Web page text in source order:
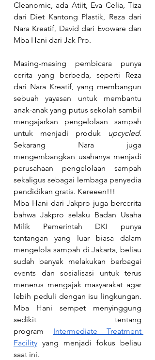
Cleanomic, ada Atiit, Eva Celia, Tiza
dari Diet Kantong Plastik, Reza dari
Nara Kreatif, David dari Evoware dan
Mba Hani dari Jak Pro.
Masing-masing pembicara punya
cerita yang berbeda, seperti Reza
dari Nara Kreatif, yang membangun
sebuah yayasan untuk membantu
anak-anak yang putus sekolah sambil
mengajarkan pengelolaan sampah
untuk menjadi produk upcycled.
Sekarang Nara juga
mengembangkan usahanya menjadi
perusahaan pengelolaan sampah
sekaligus sebagai lembaga penyedia
pendidikan gratis. Kereeen!!!
Mba Hani dari Jakpro juga bercerita
bahwa Jakpro selaku Badan Usaha
Milik Pemerintah DKI punya
tantangan yang luar biasa dalam
mengelola sampah di Jakarta, beliau
sudah banyak melakukan berbagai
events dan sosialisasi untuk terus
menerus mengajak masyarakat agar
lebih peduli dengan isu lingkungan.
Mba Hani sempet menyinggung
sedikit tentang
program
Intermediate Treatment
Facility yang menjadi fokus beliau
saat ini.